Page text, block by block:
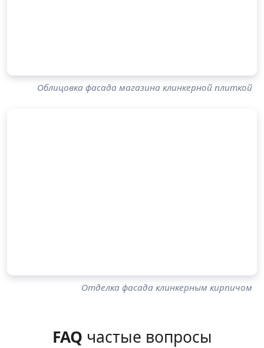
Облицовка фасада магазина клинкерной плиткой
Отделка фасада клинкерным кирпичом
FAQ частые вопросы